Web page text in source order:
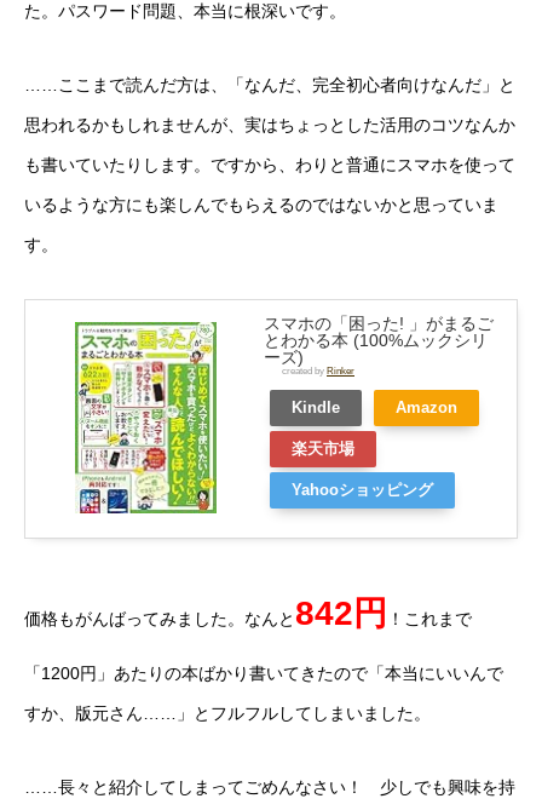
た。パスワード問題、本当に根深いです。
……ここまで読んだ方は、「なんだ、完全初心者向けなんだ」と
思われるかもしれませんが、実はちょっとした活用のコツなんか
も書いていたりします。ですから、わりと普通にスマホを使って
いるような方にも楽しんでもらえるのではないかと思っていま
す。
スマホの「困った! 」がまるご
とわかる本 (100%ムックシリ
ーズ)
created by Rinker
Kindle Amazon
楽天市場
Yahooショッピング
価格もがんばってみました。なんと 842円 ！これまで
「1200円」あたりの本ばかり書いてきたので「本当にいいんで
すか、版元さん……」とフルフルしてしまいました。
……長々と紹介してしまってごめんなさい！ 少しでも興味を持